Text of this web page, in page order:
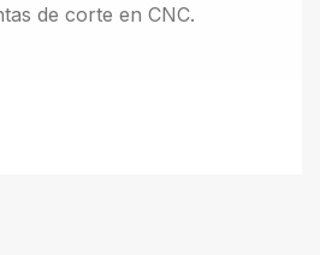
de corte en CNC.